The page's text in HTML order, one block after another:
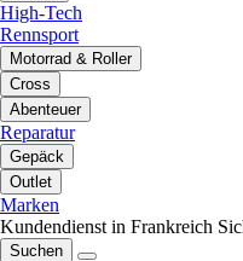
High-Tech
Rennsport
Motorrad & Roller
Cross
Abenteuer
Reparatur
Gepäck
Outlet
Marken
Kundendienst in Frankreich
Suchen